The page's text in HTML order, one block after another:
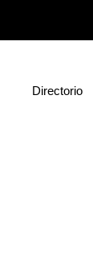
Directorio